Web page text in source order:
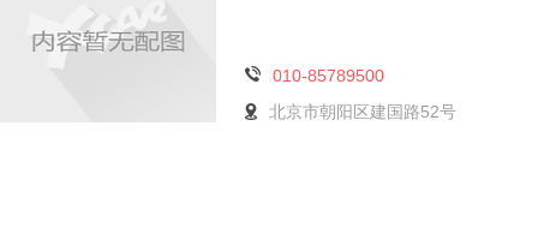
010-85789500
北京市朝阳区建国路52号